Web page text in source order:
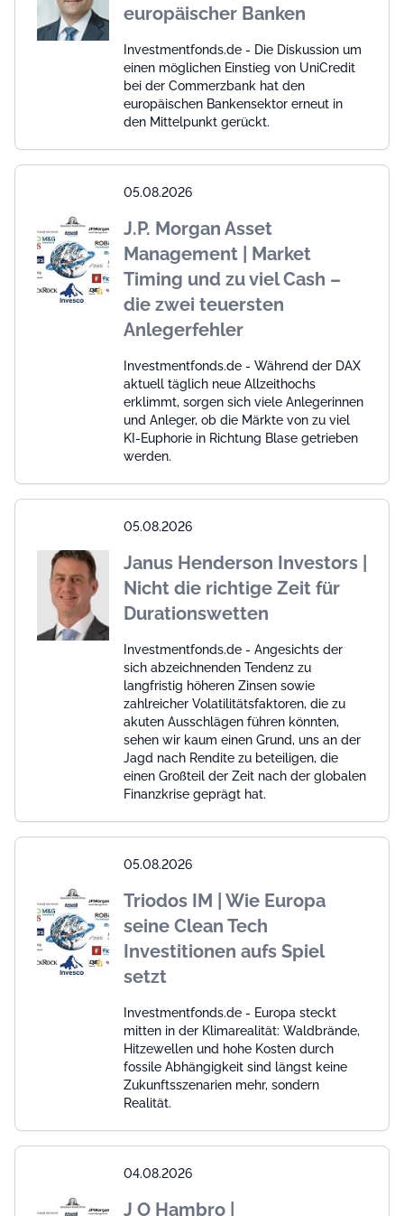
europäischer Banken
Investmentfonds.de - Die Diskussion um
einen möglichen Einstieg von UniCredit
bei der Commerzbank hat den
europäischen Bankensektor erneut in
den Mittelpunkt gerückt.
05.08.2026
J.P. Morgan Asset
Management | Market
Timing und zu viel Cash –
die zwei teuersten
Anlegerfehler
Investmentfonds.de - Während der DAX
aktuell täglich neue Allzeithochs
erklimmt, sorgen sich viele Anlegerinnen
und Anleger, ob die Märkte von zu viel
KI-Euphorie in Richtung Blase getrieben
werden.
05.08.2026
Janus Henderson Investors |
Nicht die richtige Zeit für
Durationswetten
Investmentfonds.de - Angesichts der
sich abzeichnenden Tendenz zu
langfristig höheren Zinsen sowie
zahlreicher Volatilitätsfaktoren, die zu
akuten Ausschlägen führen könnten,
sehen wir kaum einen Grund, uns an der
Jagd nach Rendite zu beteiligen, die
einen Großteil der Zeit nach der globalen
Finanzkrise geprägt hat.
05.08.2026
Triodos IM | Wie Europa
seine Clean Tech
Investitionen aufs Spiel
setzt
Investmentfonds.de - Europa steckt
mitten in der Klimarealität: Waldbrände,
Hitzewellen und hohe Kosten durch
fossile Abhängigkeit sind längst keine
Zukunftsszenarien mehr, sondern
Realität.
04.08.2026
J O Hambro |